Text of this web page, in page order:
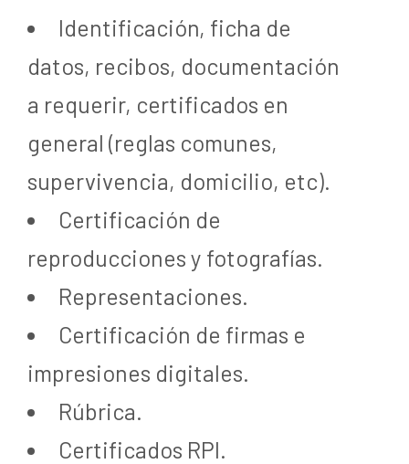
Identificación, ficha de
datos, recibos, documentación
a requerir, certificados en
general (reglas comunes,
supervivencia, domicilio, etc).
Certificación de
reproducciones y fotografías.
Representaciones.
Certificación de firmas e
impresiones digitales.
Rúbrica.
Certificados RPI.